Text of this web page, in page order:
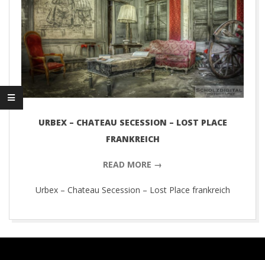
G
I
P
URBEX – CHATEAU SECESSION – LOST PLACE
FRANKREICH
READ MORE →
Urbex – Chateau Secession – Lost Place frankreich